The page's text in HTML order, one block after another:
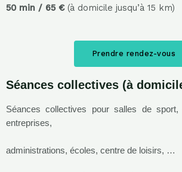
50 min / 65 €(à domicile jusqu’à 15 km)
Prendre rendez-vous
Séances collectives (à
Séances collectives pour salles de
entreprises,
administrations, écoles, centre de loisirs, …